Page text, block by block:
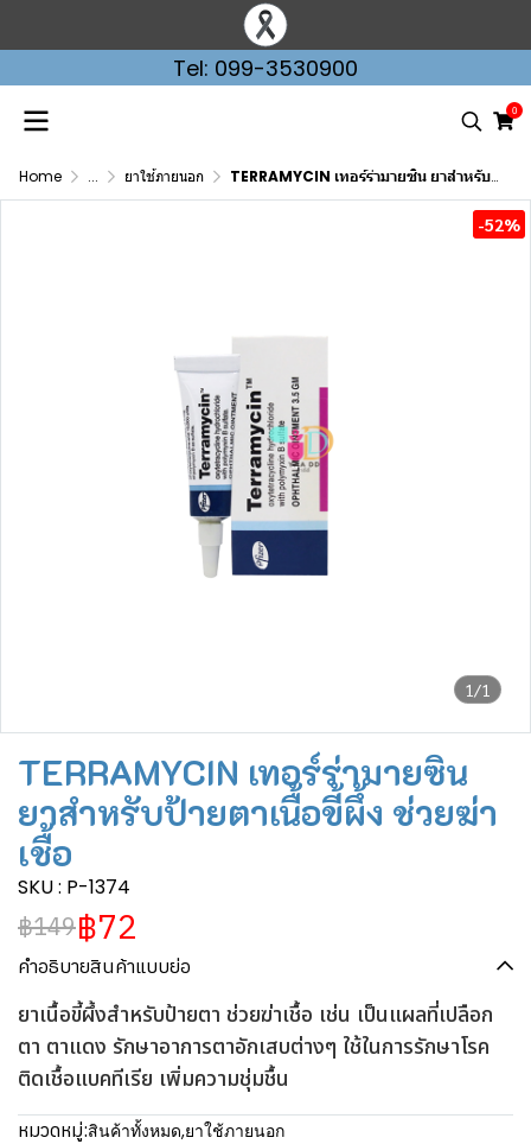
Tel: 099-3530900
0
Home ... ยาใช้ภายนอก TERRAMYCIN เทอร์ร่ามายซิน ยาสำหรับป้ายตาเนื้อขี้ผึ้ง ช่วยฆ่าเชื้อ
1/1
-52%
TERRAMYCIN เทอร์ร่ามายซิน
ยาสำหรับป้ายตาเนื้อขี้ผึ้ง ช่วยฆ่า
เชื้อ
SKU : P-1374
฿149฿72
คำอธิบายสินค้าแบบย่อ
ยาเนื้อขี้ผึ้งสำหรับป้ายตา ช่วยฆ่าเชื้อ เช่น เป็นแผลที่เปลือก
ตา ตาแดง รักษาอาการตาอักเสบต่างๆ ใช้ในการรักษาโรค
ติดเชื้อแบคทีเรีย เพิ่มความชุ่มชื้น
หมวดหมู่:สินค้าทั้งหมด,ยาใช้ภายนอก